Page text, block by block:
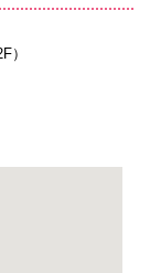
）